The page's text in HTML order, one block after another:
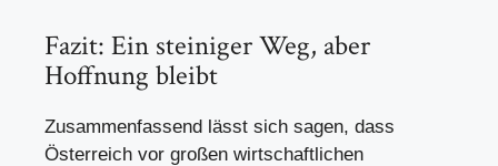
Fazit: Ein steiniger Weg, aber
Hoffnung bleibt
Zusammenfassend lässt sich sagen, dass
Österreich vor großen wirtschaftlichen